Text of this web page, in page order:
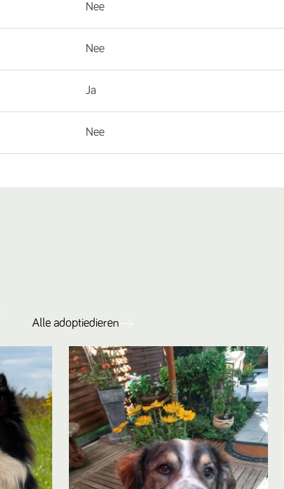
Nee
Nee
Ja
Nee
Alle adoptiedieren